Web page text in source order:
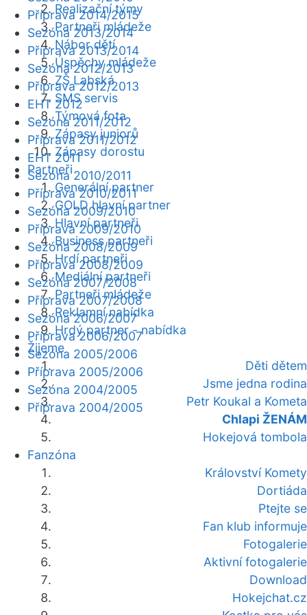
Realizační týmy
Partneři mládeže
Nábor dětí
Úspěchy mládeže
ZŠ Labská
SMS servis
Týmová fota
Zápasy juniorů
Zápasy dorostu
Partneři
Generální partner
GOLD hlavní partner
Hlavní partneři
Business partneři
Hrdí partneři
Mediální partneři
Partneři mládeže
Reklamní nabídka
Hrdý partner - nabídka
Žijeme
Děti dětem
Jsme jedna rodina
Petr Koukal a Kometa
Chlapi ŽENÁM
Hokejová tombola
Fanzóna
Království Komety
Dortiáda
Ptejte se
Fan klub informuje
Fotogalerie
Aktivní fotogalerie
Download
Hokejchat.cz
Příprava 2014/2015
Sezóna 2013/2014
Příprava 2013/2014
Sezóna 2012/2013
Příprava 2012/2013
EHT 2012
Sezóna 2011/2012
Příprava 2011/2012
EHT 2011
Sezóna 2010/2011
Příprava 2010/2011
Sezóna 2009/2010
Příprava 2009/2010
Sezóna 2008/2009
Příprava 2008/2009
Sezóna 2007/2008
Příprava 2007/2008
Sezóna 2006/2007
Příprava 2006/2007
Sezóna 2005/2006
Příprava 2005/2006
Sezóna 2004/2005
Příprava 2004/2005